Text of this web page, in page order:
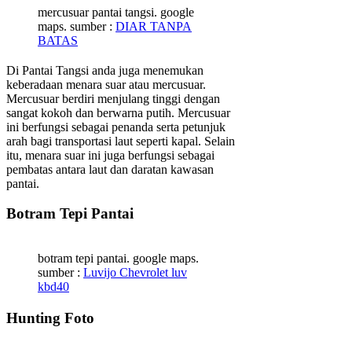
mercusuar pantai tangsi. google
maps. sumber : DIAR TANPA
BATAS
Di Pantai Tangsi anda juga menemukan
keberadaan menara suar atau mercusuar.
Mercusuar berdiri menjulang tinggi dengan
sangat kokoh dan berwarna putih. Mercusuar
ini berfungsi sebagai penanda serta petunjuk
arah bagi transportasi laut seperti kapal. Selain
itu, menara suar ini juga berfungsi sebagai
pembatas antara laut dan daratan kawasan
pantai.
Botram Tepi Pantai
botram tepi pantai. google maps.
sumber : Luvijo Chevrolet luv
kbd40
Hunting Foto